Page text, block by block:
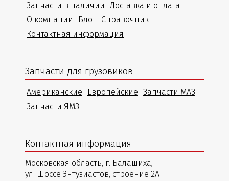
Запчасти в наличии
Доставка и оплата
О компании
Блог Справочник
Контактная информация
Запчасти для грузовиков
Американские Европейские Запчасти МАЗ
Запчасти ЯМЗ
Контактная информация
Московская область, г. Балашиха,
ул. Шоссе Энтузиастов, строение 2А